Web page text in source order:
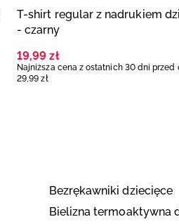
T-shirt regular z nadrukiem
- czarny
19,99 zł
Najniższa cena z ostatnich 30 dni przed
29 ,99 zł
Bezrękawniki dziecięce
Bielizna termoaktywna